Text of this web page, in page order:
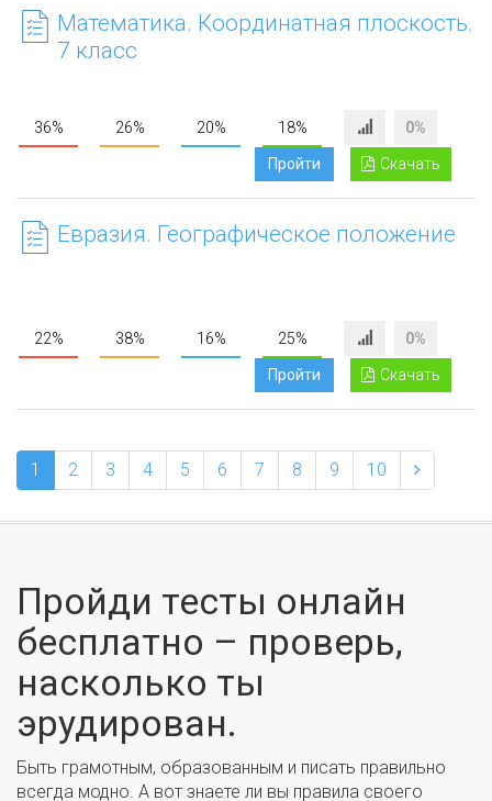
Математика. Координатная плоскость.
7 класс
36% 26% 20% 18% 0%
Скачать
Пройти
Евразия. Географическое положение
22% 38% 16% 25% 0%
Скачать
Пройти
1 2 3 4 5 6 7 8 9 10
Пройди тесты онлайн
бесплатно – проверь,
насколько ты
эрудирован.
Быть грамотным, образованным и писать правильно
всегда модно. А вот знаете ли вы правила своего